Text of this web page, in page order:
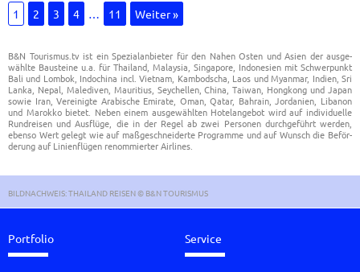
1 2 3 4 … 11 Wei­ter »
B&N Tou­ris­mus.tv ist ein Spe­zi­al­an­bie­ter für den Nahen Osten und Asien der aus­ge­
wähl­te Bau­stei­ne u.a. für Thai­land, Ma­lay­sia, Sin­g­a­po­re, In­do­ne­si­en mit Schwer­punkt
Bali und Lom­bok, In­do­chi­na incl. Viet­nam, Kam­bo­dscha, Laos und Myan­mar, In­di­en, Sri
Lanka, Nepal, Ma­le­di­ven, Mau­ri­ti­us, Sey­chel­len, China, Tai­wan, Hong­kong und Japan
sowie Iran, Ver­ei­nig­te Ara­bi­sche Emi­ra­te, Oman, Qatar, Bah­rain, Jor­da­ni­en, Li­ba­non
und Ma­rok­ko bie­tet. Neben einem aus­ge­wähl­ten Ho­tel­an­ge­bot wird auf in­di­vi­du­el­le
Rund­rei­sen und Aus­flü­ge, die in der Regel ab zwei Per­so­nen durch­ge­führt wer­den,
eben­so Wert ge­legt wie auf maß­ge­schnei­der­te Pro­gram­me und auf Wunsch die Be­för­
de­rung auf Li­ni­en­flü­gen re­nom­mier­ter Air­lines.
BILDNACHWEIS: THAILAND REISEN © B&N TOURISMUS
Portfolio Service